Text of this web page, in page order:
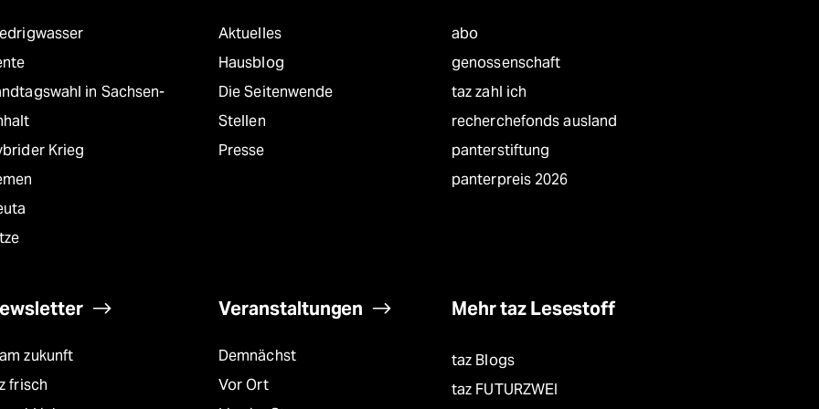
in Sachsen-
Krieg
Aktuelles
Hausblog
Die Seitenwende
Stellen
Presse
abo
genossenschaft
taz zahl ich
recherchefonds ausland
panterstiftung
panterpreis 2026
zukunft
frisch
Veranstaltungen
Demnächst
Vor Ort
Mehr taz Lesestoff
taz Blogs
taz FUTURZWEI